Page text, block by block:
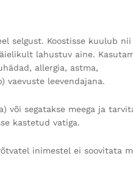
selgust. Koostisse kuulub nii
lahustuv aine.
allergia, astma,
vaevuste leevendajana.
või segatakse meega ja
kastetud vatiga.
inimestel ei soovitata